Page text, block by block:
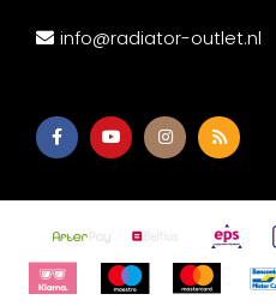
info@radiator-outlet.nl